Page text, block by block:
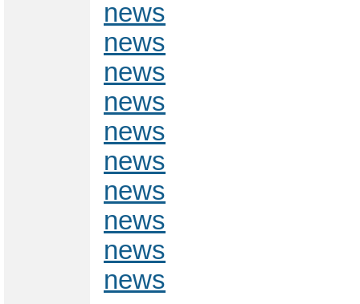
news
news
news
news
news
news
news
news
news
news